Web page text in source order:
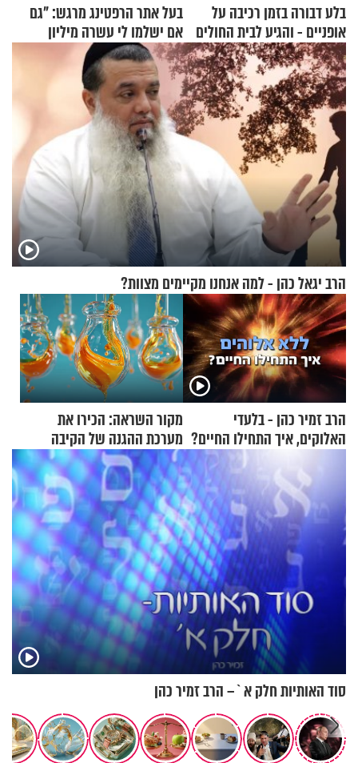
בלע דבורה בזמן רכיבה על
אופניים - והגיע לבית החולים
במצב מסכן חיים
בעל אתר הרפטינג מרגש: "גם
אם ישלמו לי עשרה מיליון
שקלים - לא אפתח בשבת"
הרב יגאל כהן - למה אנחנו מקיימים מצוות?
הרב זמיר כהן - בלעדי
האלוקים, איך התחילו החיים?
מקור השראה: הכירו את
מערכת ההגנה של הקיבה
סוד האותיות חלק א`– הרב זמיר כהן